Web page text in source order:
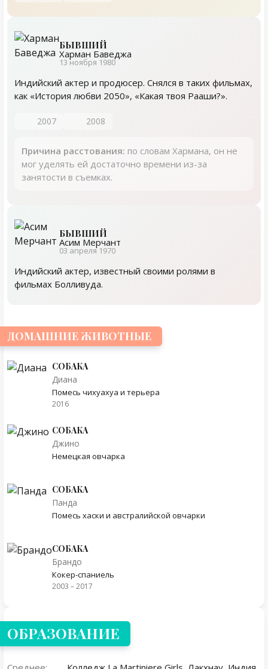
БЫВШИЙ
Харман Баведжа
13 ноября 1980
Индийский актер и продюсер. Снялся в таких фильмах,
как «История любви 2050», «Какая твоя Рааши?».
2007 2008
Причина расстования: по словам Хармана, он не
мог уделять ей достаточно времени из-за
занятости в съемках.
БЫВШИЙ
Асим Мерчант
03 апреля 1970
Индийский актер, известный своими ролями в
фильмах Болливуда.
ДОМАШНИЕ ЖИВОТНЫЕ
СОБАКА
Диана
Помесь чихуахуа и терьера
2016
СОБАКА
Джино
Немецкая овчарка
СОБАКА
Панда
Помесь хаски и австралийской овчарки
СОБАКА
Брандо
Кокер-спаниель
2003 – 2017
ОБРАЗОВАНИЕ